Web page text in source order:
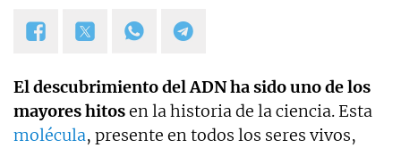
El descubrimiento del ADN ha sido uno de los
mayores hitosen la historia de la ciencia. Esta
molécula, presente en todos los seres vivos,